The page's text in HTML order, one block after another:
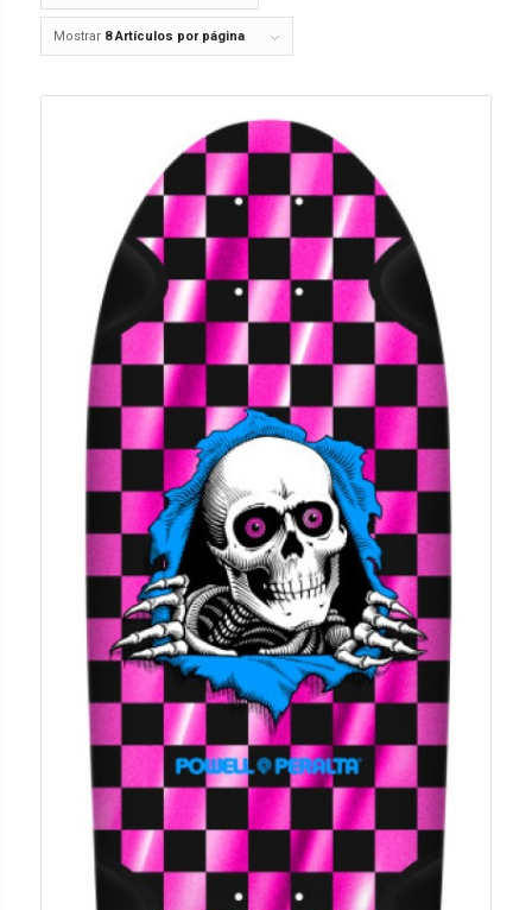
Mostrar 8 Artículos por página